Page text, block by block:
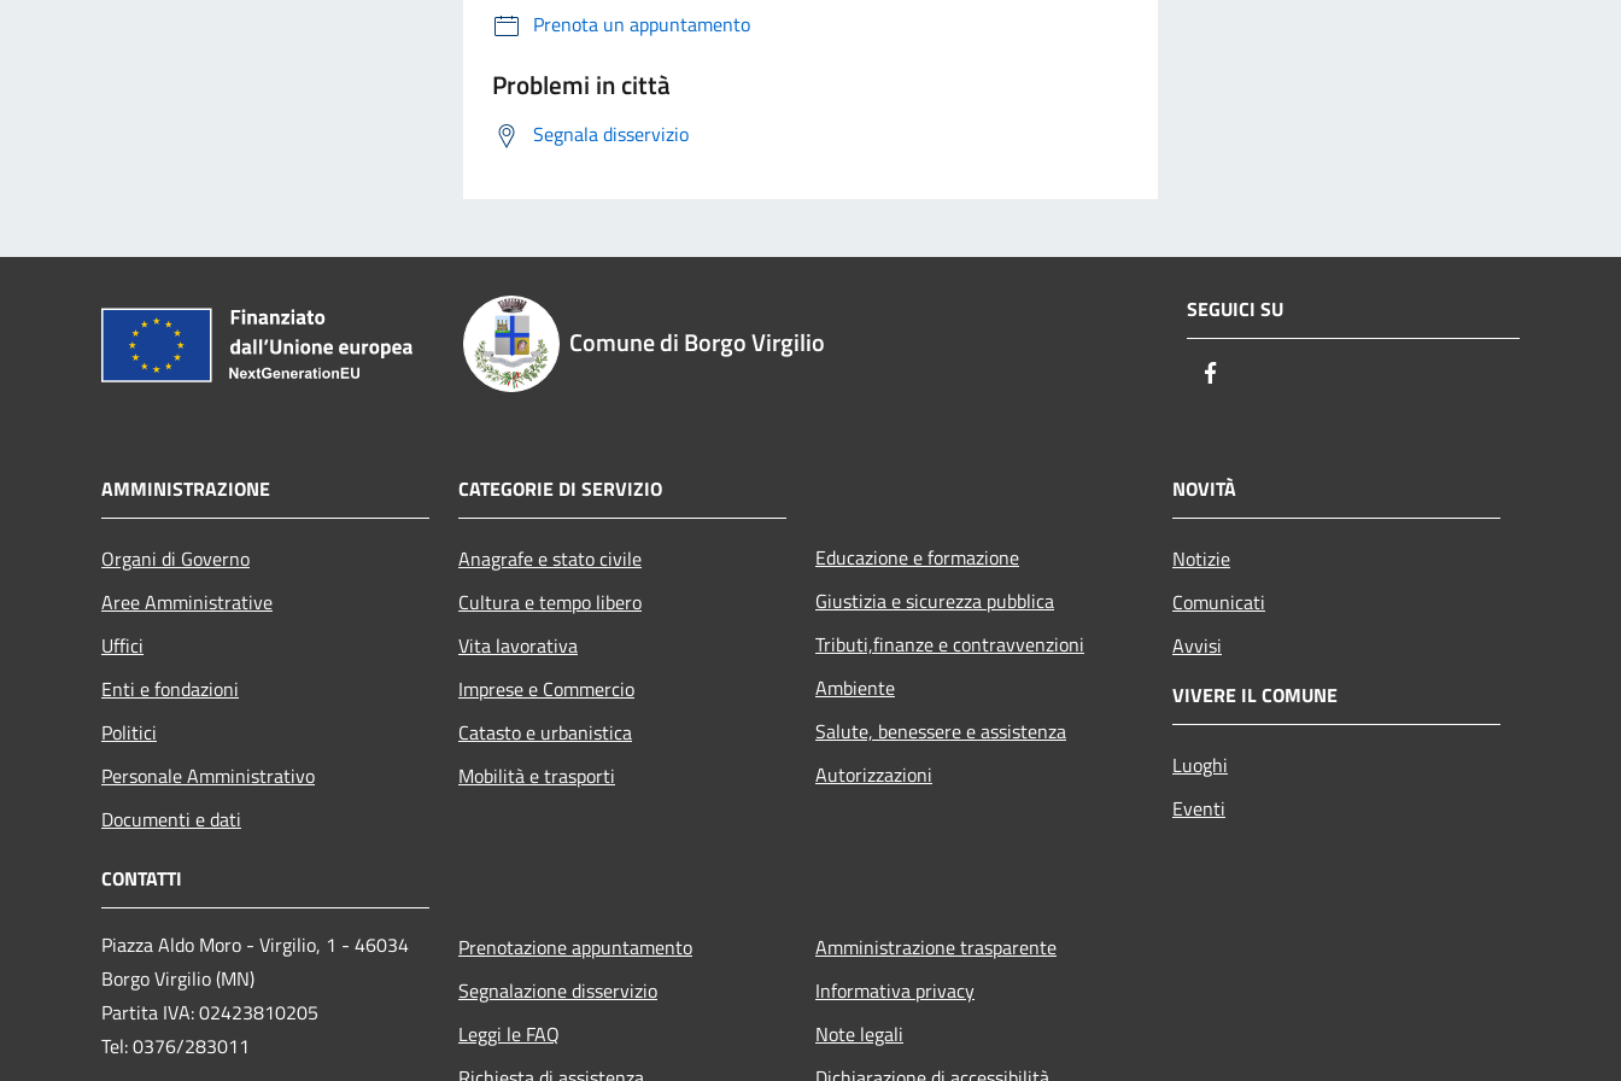
Prenota un appuntamento
Problemi in città
Segnala disservizio
Comune di Borgo Virgilio
SEGUICI SU
AMMINISTRAZIONE
Organi di Governo
Aree Amministrative
Uffici
Enti e fondazioni
Politici
Personale Amministrativo
Documenti e dati
CATEGORIE DI SERVIZIO
Anagrafe e stato civile
Cultura e tempo libero
Vita lavorativa
Imprese e Commercio
Catasto e urbanistica
Mobilità e trasporti
Educazione e formazione
Giustizia e sicurezza pubblica
Tributi,finanze e contravvenzioni
Ambiente
Salute, benessere e assistenza
Autorizzazioni
NOVITÀ
Notizie
Comunicati
Avvisi
VIVERE IL COMUNE
Luoghi
Eventi
CONTATTI
Piazza Aldo Moro - Virgilio, 1 - 46034
Borgo Virgilio (MN)
Partita IVA: 02423810205
Tel: 0376/283011
Prenotazione appuntamento
Segnalazione disservizio
Leggi le FAQ
Amministrazione trasparente
Informativa privacy
Note legali